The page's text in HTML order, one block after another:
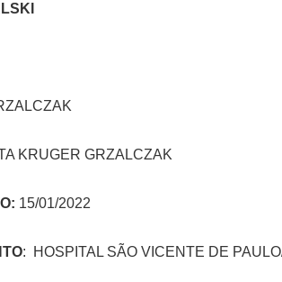
KRUGER GRZALCZAK
15/01/2022
: HOSPITAL SÃO VICENTE DE